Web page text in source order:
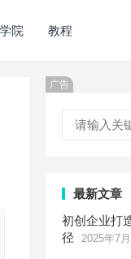
院 教程
广告
最新文章
初创企业打
径
2025年7